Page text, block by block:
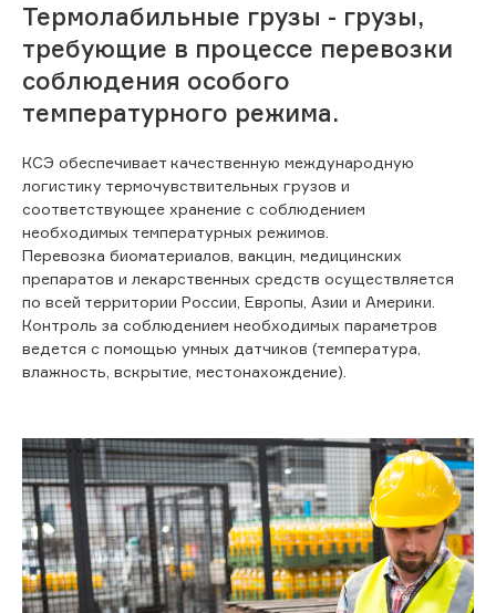
Термолабильные грузы - грузы,
требующие в процессе перевозки
соблюдения особого
температурного режима.
КСЭ обеспечивает качественную международную
логистику термочувствительных грузов и
соответствующее хранение с соблюдением
необходимых температурных режимов.
Перевозка биоматериалов, вакцин, медицинских
препаратов и лекарственных средств осуществляется
по всей территории России, Европы, Азии и Америки.
Контроль за соблюдением необходимых параметров
ведется с помощью умных датчиков (температура,
влажность, вскрытие, местонахождение).